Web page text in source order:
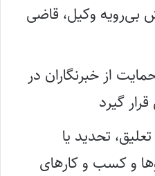
بی‌رویه وکیل، قاضی
از خبرنگاران در
گیرد
تحدید یا
و کسب و کارهای